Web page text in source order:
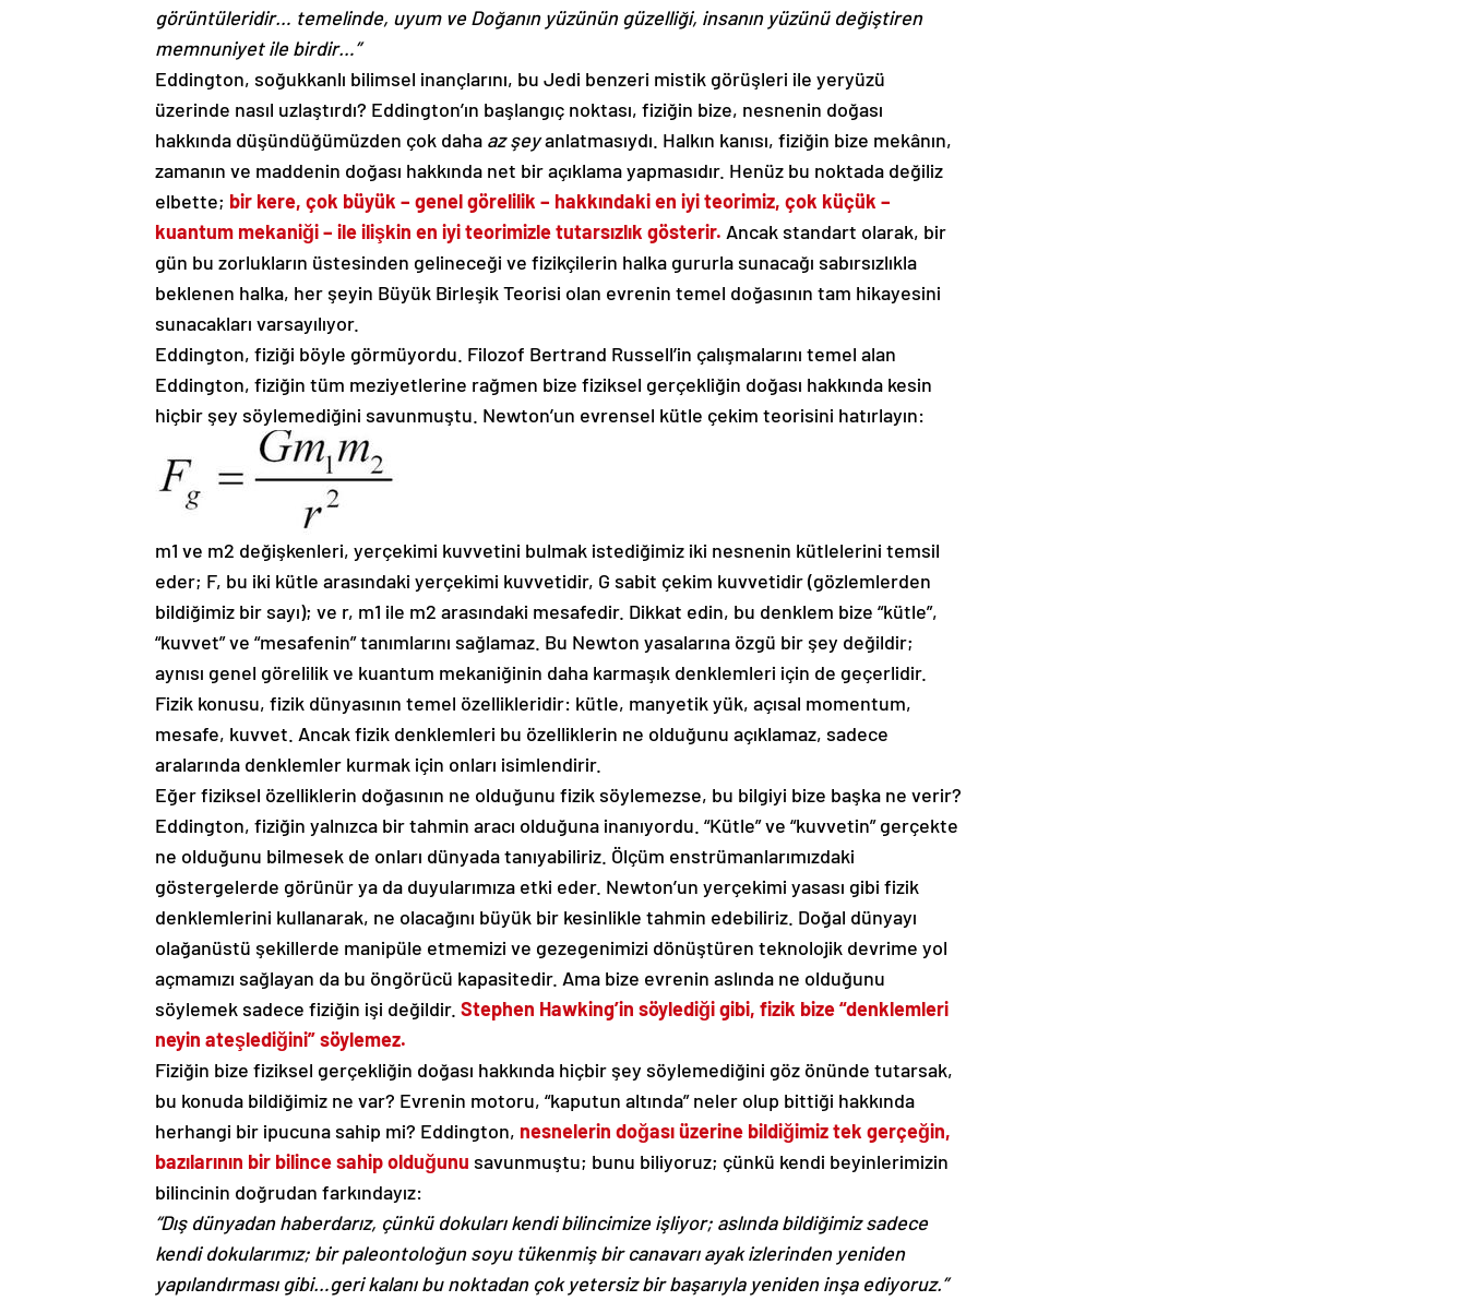
görüntüleridir… temelinde, uyum ve Doğanın yüzünün güzelliği, insanın yüzünü değiştiren
memnuniyet ile birdir…”
Eddington, soğukkanlı bilimsel inançlarını, bu Jedi benzeri mistik görüşleri ile yeryüzü
üzerinde nasıl uzlaştırdı? Eddington’ın başlangıç ​​noktası, fiziğin bize, nesnenin doğası
hakkında düşündüğümüzden çok daha az şeyanlatmasıydı. Halkın kanısı, fiziğin bize mekânın,
zamanın ve maddenin doğası hakkında net bir açıklama yapmasıdır. Henüz bu noktada değiliz
elbette; bir kere, çok büyük – genel görelilik – hakkındaki en iyi teorimiz, çok küçük –
kuantum mekaniği – ile ilişkin en iyi teorimizle tutarsızlık gösterir. Ancak standart olarak, bir
gün bu zorlukların üstesinden gelineceği ve fizikçilerin halka gururla sunacağı sabırsızlıkla
beklenen halka, her şeyin Büyük Birleşik Teorisi olan evrenin temel doğasının tam hikayesini
sunacakları varsayılıyor.
Eddington, fiziği böyle görmüyordu. Filozof Bertrand Russell’in çalışmalarını temel alan
Eddington, fiziğin tüm meziyetlerine rağmen bize fiziksel gerçekliğin doğası hakkında kesin
hiçbir şey söylemediğini savunmuştu. Newton’un evrensel kütle çekim teorisini hatırlayın:
m1 ve m2 değişkenleri, yerçekimi kuvvetini bulmak istediğimiz iki nesnenin kütlelerini temsil
eder; F, bu iki kütle arasındaki yerçekimi kuvvetidir, G sabit çekim kuvvetidir (gözlemlerden
bildiğimiz bir sayı); ve r, m1 ile m2 arasındaki mesafedir. Dikkat edin, bu denklem bize “kütle”,
“kuvvet” ve “mesafenin” tanımlarını sağlamaz. Bu Newton yasalarına özgü bir şey değildir;
aynısı genel görelilik ve kuantum mekaniğinin daha karmaşık denklemleri için de geçerlidir.
Fizik konusu, fizik dünyasının temel özellikleridir: kütle, manyetik yük, açısal momentum,
mesafe, kuvvet. Ancak fizik denklemleri bu özelliklerin ne olduğunu açıklamaz, sadece
aralarında denklemler kurmak için onları isimlendirir.
Eğer fiziksel özelliklerin doğasının ne olduğunu fizik söylemezse, bu bilgiyi bize başka ne verir?
Eddington, fiziğin yalnızca bir tahmin aracı olduğuna inanıyordu. “Kütle” ve “kuvvetin” gerçekte
ne olduğunu bilmesek de onları dünyada tanıyabiliriz. Ölçüm enstrümanlarımızdaki
göstergelerde görünür ya da duyularımıza etki eder. Newton’un yerçekimi yasası gibi fizik
denklemlerini kullanarak, ne olacağını büyük bir kesinlikle tahmin edebiliriz. Doğal dünyayı
olağanüstü şekillerde manipüle etmemizi ve gezegenimizi dönüştüren teknolojik devrime yol
açmamızı sağlayan da bu öngörücü kapasitedir. Ama bize evrenin aslında ne olduğunu
söylemek sadece fiziğin işi değildir. Stephen Hawking’in söylediği gibi, fizik bize “denklemleri
neyin ateşlediğini” söylemez.
Fiziğin bize fiziksel gerçekliğin doğası hakkında hiçbir şey söylemediğini göz önünde tutarsak,
bu konuda bildiğimiz ne var? Evrenin motoru, “kaputun altında” neler olup bittiği hakkında
herhangi bir ipucuna sahip mi? Eddington, nesnelerin doğası üzerine bildiğimiz tek gerçeğin,
bazılarının bir bilince sahip olduğunu savunmuştu; bunu biliyoruz; çünkü kendi beyinlerimizin
bilincinin doğrudan farkındayız:
“Dış dünyadan haberdarız, çünkü dokuları kendi bilincimize işliyor; aslında bildiğimiz sadece
kendi dokularımız; bir paleontoloğun soyu tükenmiş bir canavarı ayak izlerinden yeniden
yapılandırması gibi…geri kalanı bu noktadan çok yetersiz bir başarıyla yeniden inşa ediyoruz.”